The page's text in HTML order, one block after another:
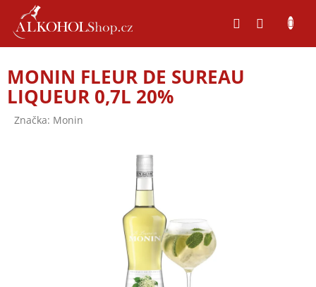
obsah
MONIN FLEUR DE SUREAU
LIQUEUR 0,7L 20%
Značka: Monin